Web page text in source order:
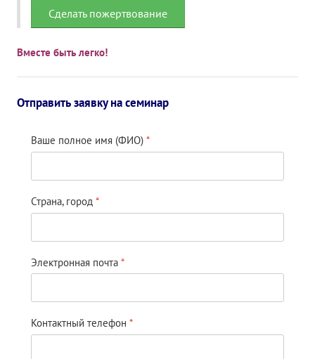
Семинары
Плейлист "Выпуски рубрики «ТЕОСОФСКИЙ КВИЗИ»"
Сделать пожертвование
Вместе быть легко!
Отправить заявку на семинар
Ваше полное имя (ФИО) *
Страна, город *
Электронная почта *
Контактный телефон *